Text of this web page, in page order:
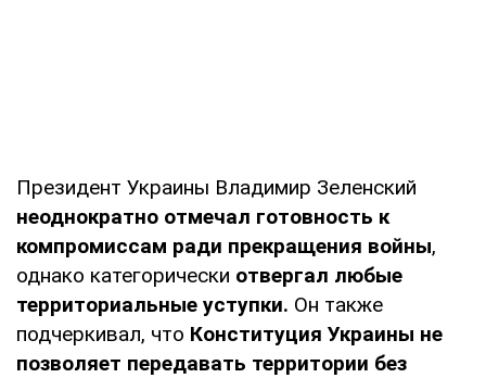
Президент Украины Владимир Зеленский
неоднократно отмечал готовность к
компромиссам ради прекращения войны,
однако категорически отвергал любые
территориальные уступки. Он также
подчеркивал, что Конституция Украины не
позволяет передавать территории без